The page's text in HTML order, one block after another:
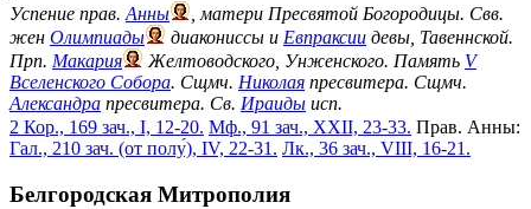
Успение прав. Анны
, матери Пресвятой Богородицы. Свв.
жен Олимпиады диакониссы и Евпраксии девы, Тавеннской.
Прп. Макария Желтоводского, Унженского. Память V
Вселенского Собора. Сщмч. Николая пресвитера. Сщмч.
Александра пресвитера. Св. Ираиды исп.
2 Кор., 169 зач., I, 12-20. Мф., 91 зач., XXII, 23-33. Прав. Анны:
Гал., 210 зач. (от полу́), IV, 22-31. Лк., 36 зач., VIII, 16-21.
Белгородская Митрополия